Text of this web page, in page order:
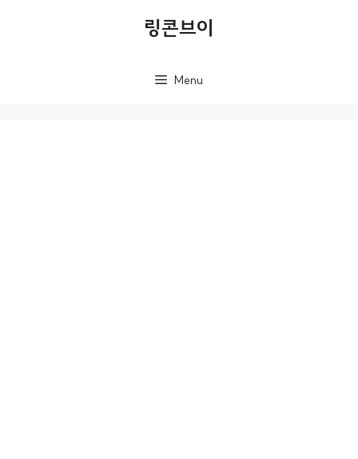
링콘브이
Menu